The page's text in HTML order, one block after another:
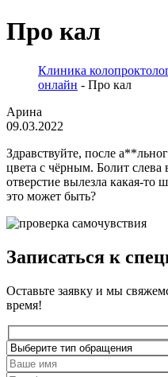
Про кал
Клиника
онлайн - Про кал
Арина
09.03.2022
Здравствуйте, после
цвета с чёрным. Болит
отверстие вылезла какая-
это может быть?
Записаться к
Оставьте заявку и мы
время!